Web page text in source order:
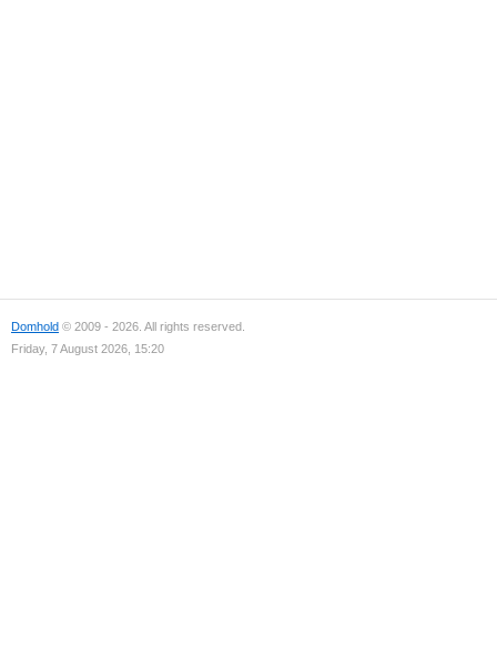
Domhold © 2009 - 2026. All rights reserved.
Friday, 7 August 2026, 15:20